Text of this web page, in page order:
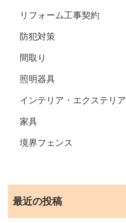
リフォーム工事契約
防犯対策
間取り
照明器具
インテリア・エクステリア
家具
境界フェンス
最近の投稿